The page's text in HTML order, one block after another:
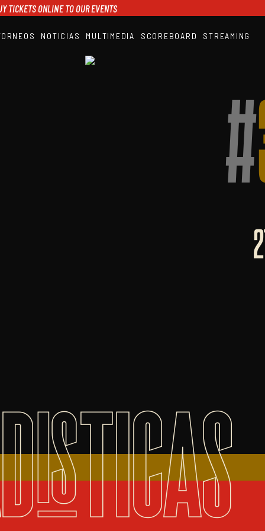
TICKETS ONLINE TO OUR EVENTS
NOTICIAS MULTIMEDIA SCOREBOARD STREAMING
#